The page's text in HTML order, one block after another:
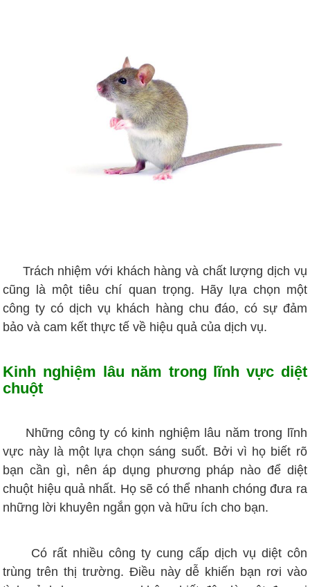
Trách nhiệm với khách hàng và chất lượng dịch vụ
cũng là một tiêu chí quan trọng. Hãy lựa chọn một
công ty có dịch vụ khách hàng chu đáo, có sự đảm
bảo và cam kết thực tế về hiệu quả của dịch vụ.
Kinh nghiệm lâu năm trong lĩnh vực diệt
chuột
Những công ty có kinh nghiệm lâu năm trong lĩnh
vực này là một lựa chọn sáng suốt. Bởi vì họ biết rõ
bạn cần gì, nên áp dụng phương pháp nào để diệt
chuột hiệu quả nhất. Họ sẽ có thể nhanh chóng đưa ra
những lời khuyên ngắn gọn và hữu ích cho bạn.
Có rất nhiều công ty cung cấp dịch vụ diệt côn
trùng trên thị trường. Điều này dễ khiến bạn rơi vào